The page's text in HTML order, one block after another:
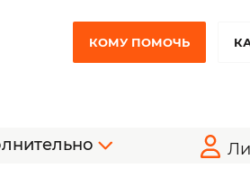
КОМУ ПОМОЧЬ